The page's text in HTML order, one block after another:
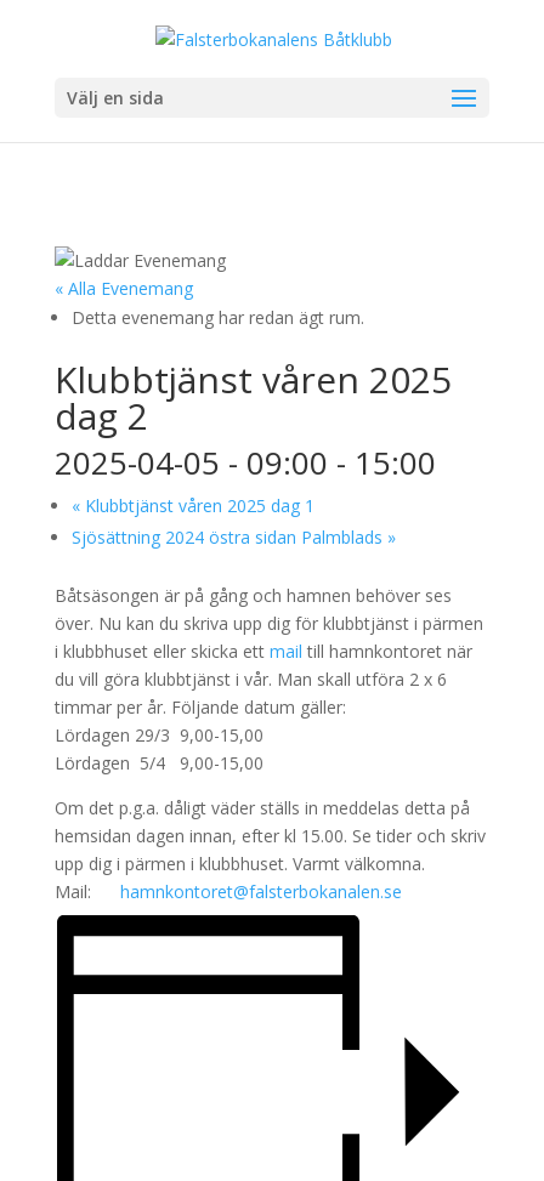
Välj en sida
« Alla Evenemang
Detta evenemang har redan ägt rum.
Klubbtjänst våren 2025
dag 2
2025-04-05 - 09:00 - 15:00
«Klubbtjänst våren 2025 dag 1
Sjösättning 2024 östra sidan Palmblads »
Båtsäsongen är på gång och hamnen behöver ses
över. Nu kan du skriva upp dig för klubbtjänst i pärmen
i klubbhuset eller skicka ett mail till hamnkontoret när
du vill göra klubbtjänst i vår. Man skall utföra 2 x 6
timmar per år. Följande datum gäller:
Lördagen 29/3 9,00-15,00
Lördagen 5/4 9,00-15,00
Om det p.g.a. dåligt väder ställs in meddelas detta på
hemsidan dagen innan, efter kl 15.00. Se tider och skriv
upp dig i pärmen i klubbhuset. Varmt välkomna.
Mail: hamnkontoret@falsterbokanalen.se